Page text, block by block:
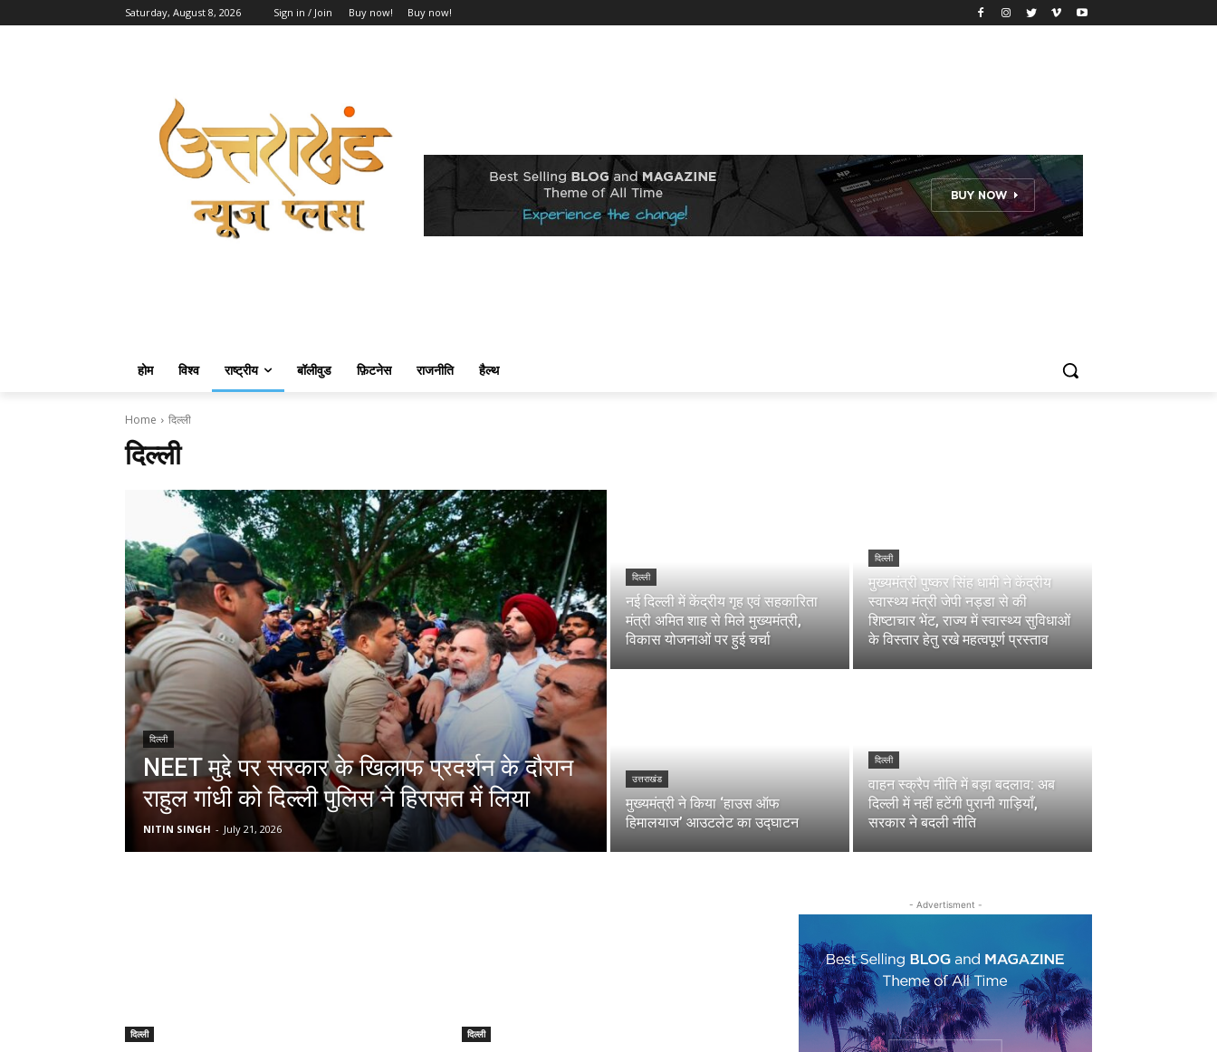
Saturday, August 8, 2026 Sign in / Join Buy now! Buy now!
होम विश्व राष्ट्रीय बॉलीवुड फ़िटनेस राजनीति हैल्थ
Home दिल्ली
दिल्ली
दिल्ली
NEET मुद्दे पर सरकार के खिलाफ प्रदर्शन के दौरान
राहुल गांधी को दिल्ली पुलिस ने हिरासत में लिया
NITIN SINGH - July 21, 2026
दिल्ली
नई दिल्ली में केंद्रीय गृह एवं सहकारिता
मंत्री अमित शाह से मिले मुख्यमंत्री,
विकास योजनाओं पर हुई चर्चा
दिल्ली
मुख्यमंत्री पुष्कर सिंह धामी ने केंद्रीय
स्वास्थ्य मंत्री जेपी नड्डा से की
शिष्टाचार भेंट, राज्य में स्वास्थ्य सुविधाओं
के विस्तार हेतु रखे महत्वपूर्ण प्रस्ताव
उत्तराखंड
मुख्यमंत्री ने किया ‘हाउस ऑफ
हिमालयाज’ आउटलेट का उद्घाटन
दिल्ली
वाहन स्क्रैप नीति में बड़ा बदलाव: अब
दिल्ली में नहीं हटेंगी पुरानी गाड़ियाँ,
सरकार ने बदली नीति
दिल्ली दिल्ली
- Advertisment -